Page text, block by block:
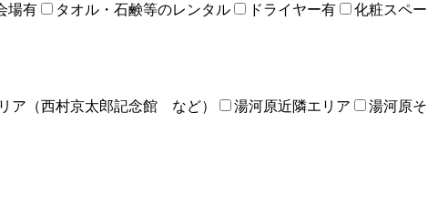
場有 タオル・石鹸等のレンタル ドライヤー有
化粧スペー
ア（西村京太郎記念館 など） 湯河原近隣エリア
湯河原そ